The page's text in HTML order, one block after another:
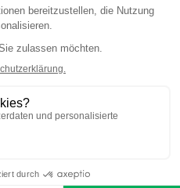
Pflanzenpflege